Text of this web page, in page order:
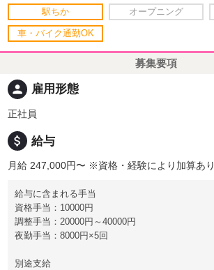
駅ちか オープニング
車・バイク通勤OK
募集要項
person 雇用形態
正社員
attach_money 給与
月給 247,000円〜 ※資格・経験により加算あり
給与に含まれる手当
資格手当：10000円
調整手当：20000円～40000円
夜勤手当：8000円×5回
別途支給